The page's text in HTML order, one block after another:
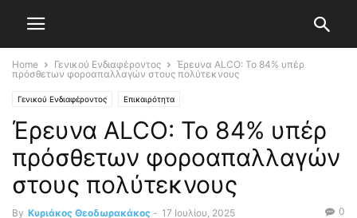
Home Γενικού Ενδιαφέροντος
Έρευνα ALCO: Το 84% υπέρ
πρόσθετων φοροαπαλλαγών στους πολύτεκνους
Γενικού Ενδιαφέροντος Επικαιρότητα
Έρευνα ALCO: Το 84% υπέρ
πρόσθετων φοροαπαλλαγών
στους πολύτεκνους
By Κυριάκος Θεοδωρακάκος - 17 Ιουλίου, 2025 0